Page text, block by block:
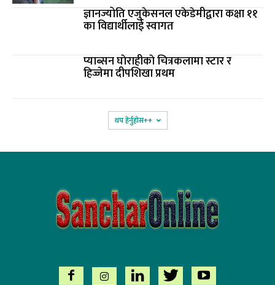
ज्ञानज्योति एजुकेसनल एकेडेमीद्वारा कक्षा ११
का विद्यार्थीलाई स्वागत
प्याब्सन घाेराहीकाे चित्रकलामा स्टार र
हिज्जेमा दीपशिखा प्रथम
थप हेर्नुहोस‌++